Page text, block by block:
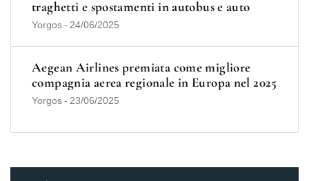
traghetti e spostamenti in autobus e auto
Yorgos- 24/06/2025
Aegean Airlines premiata come migliore
compagnia aerea regionale in Europa nel 2025
Yorgos- 23/06/2025